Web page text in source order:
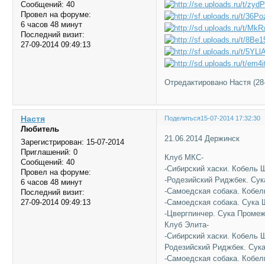
Сообщений: 40
Провел на форуме:
6 часов 48 минут
Последний визит:
27-09-2014 09:49:13
Отредактировано Настя
Поделиться15-07-2014 17:32:30
Настя
Любитель
Зарегистрирован: 15-07-2014
Приглашений: 0
Сообщений: 40
Провел на форуме:
6 часов 48 минут
Последний визит:
27-09-2014 09:49:13
21.06.2014 Держинск
Клуб МКС-
-Сибирский хаски. Кобель
-Родезийский Риджбек.
-Самоедская собака.
-Самоедская собака. Сука
-Цвергпинчер. Сука
Клуб Элита-
-Сибирский хаски.
Родезийский Риджбек.
-Самоедская собака.